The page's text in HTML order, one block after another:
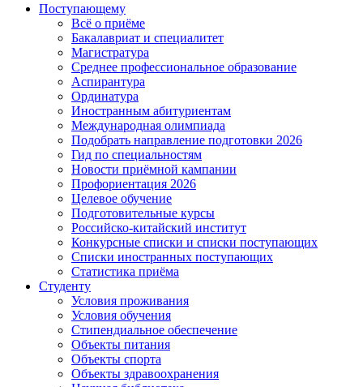
Поступающему
Всё о приёме
Бакалавриат и специалитет
Магистратура
Среднее профессиональное образование
Аспирантура
Ординатура
Иностранным абитуриентам
Международная олимпиада
Подобрать направление подготовки 2026
Гид по специальностям
Новости приёмной кампании
Профориентация 2026
Целевое обучение
Подготовительные курсы
Российско-китайский институт
Конкурсные списки и списки поступающих
Списки иностранных поступающих
Статистика приёма
Студенту
Условия проживания
Условия обучения
Стипендиальное обеспечение
Объекты питания
Объекты спорта
Объекты здравоохранения